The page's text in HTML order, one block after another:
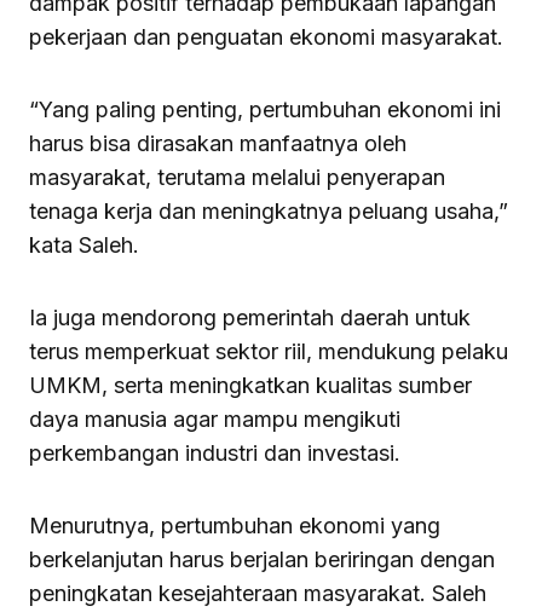
pekerjaan dan penguatan ekonomi masyarakat.
“Yang paling penting, pertumbuhan ekonomi ini
harus bisa dirasakan manfaatnya oleh
masyarakat, terutama melalui penyerapan
tenaga kerja dan meningkatnya peluang usaha,”
kata Saleh.
Ia juga mendorong pemerintah daerah untuk
terus memperkuat sektor riil, mendukung pelaku
UMKM, serta meningkatkan kualitas sumber
daya manusia agar mampu mengikuti
perkembangan industri dan investasi.
Menurutnya, pertumbuhan ekonomi yang
berkelanjutan harus berjalan beriringan dengan
peningkatan kesejahteraan masyarakat. Saleh